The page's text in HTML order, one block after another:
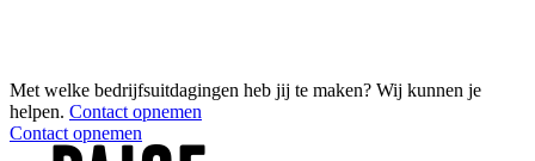
Met welke bedrijfsuitdagingen heb jij te maken? Wij kunnen je
helpen. Contact opnemen
Contact opnemen